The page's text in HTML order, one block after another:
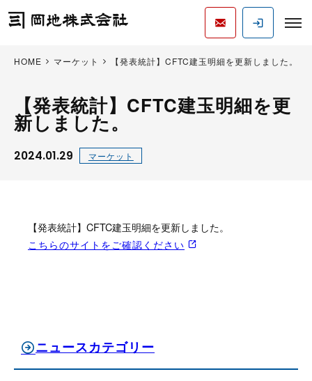
HOME マーケット 【発表統計】CFTC建玉明細を更新しました。
【発表統計】CFTC建玉明細を更
新しました。
2024.01.29 マーケット
【発表統計】CFTC建玉明細を更新しました。
こちらのサイトをご確認ください
ニュースカテゴリー